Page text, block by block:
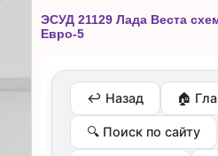
ЭСУД 21129 Лада Веста
Евро-5
↩️ Назад 🏠
🔍 Поиск по сайту